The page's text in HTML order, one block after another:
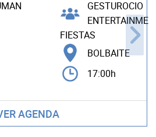
GESTUROCIO
FIESTAS
BOLBAITE
17:00h
AGENDA